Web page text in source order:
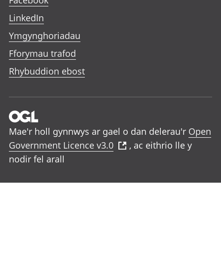
LinkedIn
Ymgynghoriadau
Fforymau trafod
Rhybuddion ebost
Mae'r holl gynnwys ar gael o dan delerau'r Open
Government Licence v3.0
, ac eithrio lle y
nodir fel arall